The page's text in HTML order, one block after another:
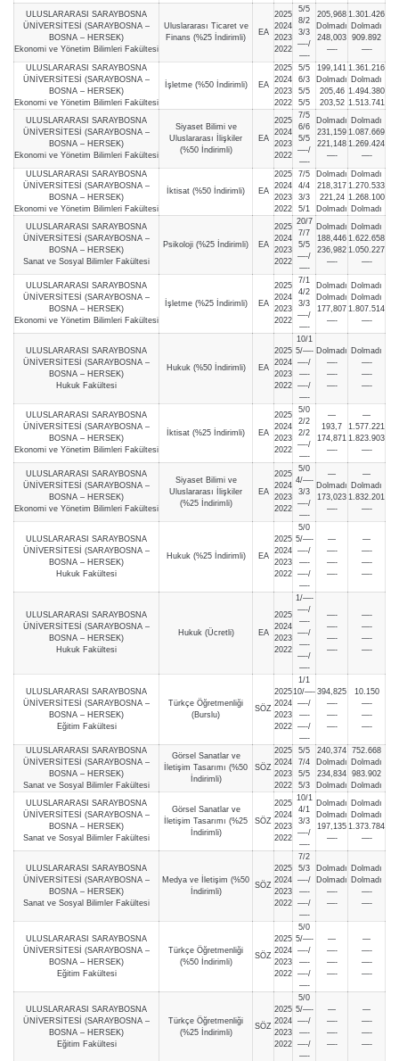
ULUSLARARASI SARAYBOSNA
ÜNİVERSİTESİ (SARAYBOSNA –
BOSNA – HERSEK)
Ekonomi ve Yönetim Bilimleri Fakültesi
Uluslararası Ticaret ve
Finans (%25 İndirimli)
EA
2025
2024
2023
2022
5/5
8/2
3/3
—-/
—-
205,968
Dolmadı
248,003
—-
1.301.426
Dolmadı
909.892
—-
ULUSLARARASI SARAYBOSNA
ÜNİVERSİTESİ (SARAYBOSNA –
BOSNA – HERSEK)
Ekonomi ve Yönetim Bilimleri Fakültesi
İşletme (%50 İndirimli) EA
2025
2024
2023
2022
5/5
6/3
5/5
5/5
199,141
Dolmadı
205,46
203,52
1.361.216
Dolmadı
1.494.380
1.513.741
ULUSLARARASI SARAYBOSNA
ÜNİVERSİTESİ (SARAYBOSNA –
BOSNA – HERSEK)
Ekonomi ve Yönetim Bilimleri Fakültesi
Siyaset Bilimi ve
Uluslararası İlişkiler
(%50 İndirimli)
EA
2025
2024
2023
2022
7/5
6/6
5/5
—-/
—-
Dolmadı
231,159
221,148
—-
Dolmadı
1.087.669
1.269.424
—-
ULUSLARARASI SARAYBOSNA
ÜNİVERSİTESİ (SARAYBOSNA –
BOSNA – HERSEK)
Ekonomi ve Yönetim Bilimleri Fakültesi
İktisat (%50 İndirimli) EA
2025
2024
2023
2022
7/5
4/4
3/3
5/1
Dolmadı
218,317
221,24
Dolmadı
Dolmadı
1.270.533
1.268.100
Dolmadı
ULUSLARARASI SARAYBOSNA
ÜNİVERSİTESİ (SARAYBOSNA –
BOSNA – HERSEK)
Sanat ve Sosyal Bilimler Fakültesi
Psikoloji (%25 İndirimli) EA
2025
2024
2023
2022
20/7
7/7
5/5
—-/
—-
Dolmadı
188,446
236,982
—-
Dolmadı
1.622.658
1.050.227
—-
ULUSLARARASI SARAYBOSNA
ÜNİVERSİTESİ (SARAYBOSNA –
BOSNA – HERSEK)
Ekonomi ve Yönetim Bilimleri Fakültesi
İşletme (%25 İndirimli) EA
2025
2024
2023
2022
7/1
4/2
3/3
—-/
—-
Dolmadı
Dolmadı
177,807
—-
Dolmadı
Dolmadı
1.807.514
—-
ULUSLARARASI SARAYBOSNA
ÜNİVERSİTESİ (SARAYBOSNA –
BOSNA – HERSEK)
Hukuk Fakültesi
Hukuk (%50 İndirimli) EA
2025
2024
2023
2022
10/1
5/—-
—-/
—-
—-/
—-
Dolmadı
—-
—-
—-
Dolmadı
—-
—-
—-
ULUSLARARASI SARAYBOSNA
ÜNİVERSİTESİ (SARAYBOSNA –
BOSNA – HERSEK)
Ekonomi ve Yönetim Bilimleri Fakültesi
İktisat (%25 İndirimli) EA
2025
2024
2023
2022
5/0
2/2
2/2
—-/
—-
—
193,7
174,871
—-
—
1.577.221
1.823.903
—-
ULUSLARARASI SARAYBOSNA
ÜNİVERSİTESİ (SARAYBOSNA –
BOSNA – HERSEK)
Ekonomi ve Yönetim Bilimleri Fakültesi
Siyaset Bilimi ve
Uluslararası İlişkiler
(%25 İndirimli)
EA
2025
2024
2023
2022
5/0
4/—-
3/3
—-/
—-
—
Dolmadı
173,023
—-
—
Dolmadı
1.832.201
—-
ULUSLARARASI SARAYBOSNA
ÜNİVERSİTESİ (SARAYBOSNA –
BOSNA – HERSEK)
Hukuk Fakültesi
Hukuk (%25 İndirimli) EA
2025
2024
2023
2022
5/0
5/—-
—-/
—-
—-/
—-
—
—-
—-
—-
—
—-
—-
—-
ULUSLARARASI SARAYBOSNA
ÜNİVERSİTESİ (SARAYBOSNA –
BOSNA – HERSEK)
Hukuk Fakültesi
Hukuk (Ücretli) EA
2025
2024
2023
2022
1/—-
—-/
—-
—-/
—-
—-/
—-
—-
—-
—-
—-
—-
—-
—-
—-
ULUSLARARASI SARAYBOSNA
ÜNİVERSİTESİ (SARAYBOSNA –
BOSNA – HERSEK)
Eğitim Fakültesi
Türkçe Öğretmenliği
(Burslu)
SÖZ
2025
2024
2023
2022
1/1
10/—-
—-/
—-
—-/
—-
394,825
—-
—-
—-
10.150
—-
—-
—-
ULUSLARARASI SARAYBOSNA
ÜNİVERSİTESİ (SARAYBOSNA –
BOSNA – HERSEK)
Sanat ve Sosyal Bilimler Fakültesi
Görsel Sanatlar ve
İletişim Tasarımı (%50
İndirimli)
SÖZ
2025
2024
2023
2022
5/5
7/4
5/5
5/3
240,374
Dolmadı
234,834
Dolmadı
752.668
Dolmadı
983.902
Dolmadı
ULUSLARARASI SARAYBOSNA
ÜNİVERSİTESİ (SARAYBOSNA –
BOSNA – HERSEK)
Sanat ve Sosyal Bilimler Fakültesi
Görsel Sanatlar ve
İletişim Tasarımı (%25
İndirimli)
SÖZ
2025
2024
2023
2022
10/1
4/1
3/3
—-/
—-
Dolmadı
Dolmadı
197,135
—-
Dolmadı
Dolmadı
1.373.784
—-
ULUSLARARASI SARAYBOSNA
ÜNİVERSİTESİ (SARAYBOSNA –
BOSNA – HERSEK)
Sanat ve Sosyal Bilimler Fakültesi
Medya ve İletişim (%50
İndirimli)
SÖZ
2025
2024
2023
2022
7/2
5/3
—-/
—-
—-/
—-
Dolmadı
Dolmadı
—-
—-
Dolmadı
Dolmadı
—-
—-
ULUSLARARASI SARAYBOSNA
ÜNİVERSİTESİ (SARAYBOSNA –
BOSNA – HERSEK)
Eğitim Fakültesi
Türkçe Öğretmenliği
(%50 İndirimli)
SÖZ
2025
2024
2023
2022
5/0
5/—-
—-/
—-
—-/
—-
—
—-
—-
—-
—
—-
—-
—-
ULUSLARARASI SARAYBOSNA
ÜNİVERSİTESİ (SARAYBOSNA –
BOSNA – HERSEK)
Eğitim Fakültesi
Türkçe Öğretmenliği
(%25 İndirimli)
SÖZ
2025
2024
2023
2022
5/0
5/—-
—-/
—-
—-/
—-
—
—-
—-
—-
—
—-
—-
—-